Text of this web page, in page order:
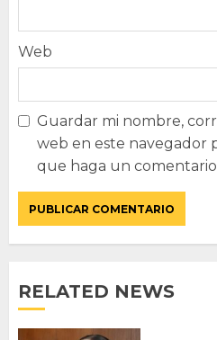
Web
Guardar mi nombre,
web en este navegador
que haga un
RELATED NEWS